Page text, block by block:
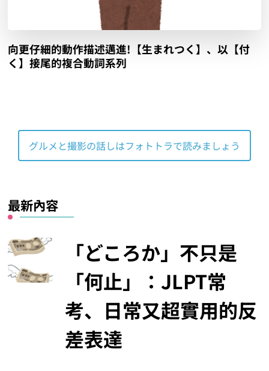
向更仔細的動作描述邁進!【生まれつく】、以【付
く】接尾的複合動詞系列
グルメと撮影の話しはフォトトラで読みましょう
最新內容
「どころか」不只是
「何止」：JLPT常
考、日常又超實用的反
差表達